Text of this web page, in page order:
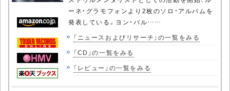
ーネ・グラモフォンより2枚のソロ・アルバムを
発表している。ヨン・バル……
「ニュースおよびリサーチ」の一覧をみる
「CD」の一覧をみる
「レビュー」の一覧をみる